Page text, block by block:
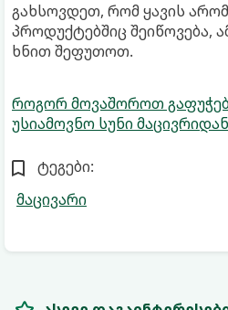
გახსოვდეთ, რომ ყავის
პროდუქტებშიც შეიწოვება,
ხნით შეფუთოთ.
როგორ მოვაშოროთ
უსიამოვნო სუნი
ტეგები:
მაცივარი